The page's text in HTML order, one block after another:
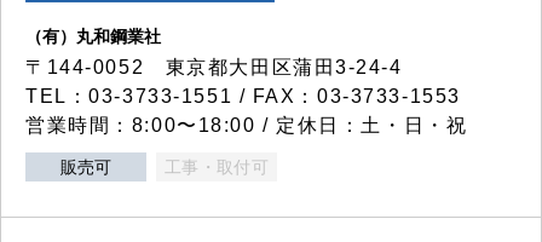
（有）丸和鋼業社
〒144-0052 東京都大田区蒲田3-24-4
TEL：03-3733-1551 / FAX：03-3733-1553
営業時間：8:00〜18:00 / 定休日：土・日・祝
販売可 工事・取付可